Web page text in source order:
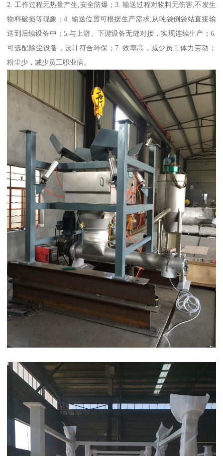
2. 工作过程无热量产生,安全防爆；3. 输送过程对物料无伤害,不发生
物料破损等现象；4. 输送位置可根据生产需求,从吨袋倒袋站直接输
送到后续设备中；5.与上游、下游设备无缝对接，实现连续生产；6.
可选配除尘设备，设计符合环保；7. 效率高，减少员工体力劳动；
粉尘少，减少员工职业病。